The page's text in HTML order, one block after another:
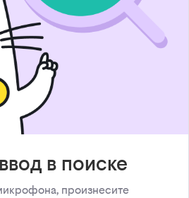
в поиске
произнесите